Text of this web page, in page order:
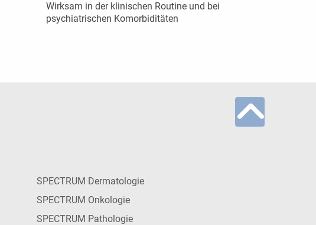
Wirksam in der klinischen Routine und bei
psychiatrischen Komorbiditäten
SPECTRUM Dermatologie
SPECTRUM Onkologie
SPECTRUM Pathologie